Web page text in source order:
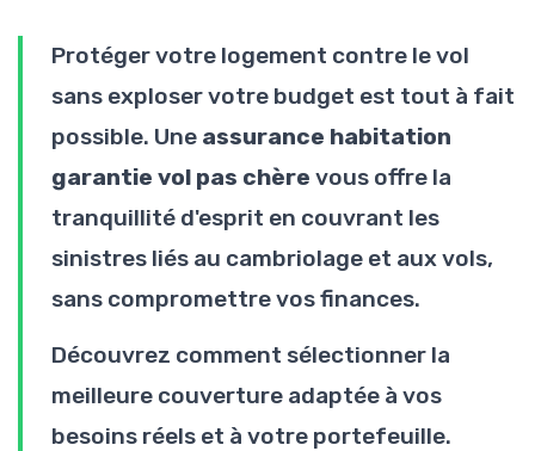
Protéger votre logement contre le vol
sans exploser votre budget est tout à fait
possible. Une assurance habitation
garantie vol pas chère vous offre la
tranquillité d'esprit en couvrant les
sinistres liés au cambriolage et aux vols,
sans compromettre vos finances.
Découvrez comment sélectionner la
meilleure couverture adaptée à vos
besoins réels et à votre portefeuille.